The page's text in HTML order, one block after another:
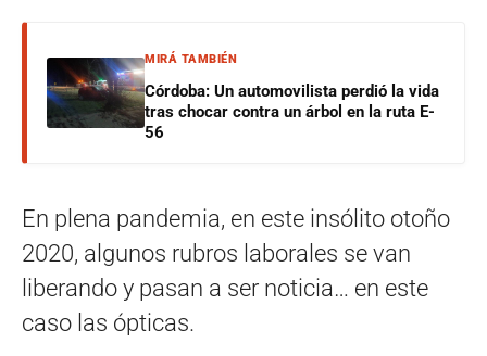
MIRÁ TAMBIÉN
Córdoba: Un automovilista perdió la vida
tras chocar contra un árbol en la ruta E-
56
En plena pandemia, en este insólito otoño
2020, algunos rubros laborales se van
liberando y pasan a ser noticia… en este
caso las ópticas.